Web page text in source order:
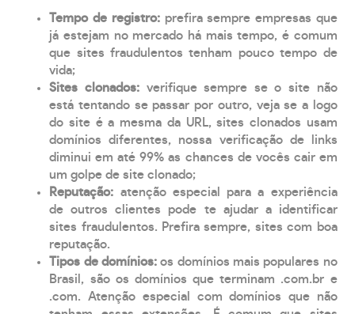
Tempo de registro: prefira sempre empresas que
já estejam no mercado há mais tempo, é comum
que sites fraudulentos tenham pouco tempo de
vida;
Sites clonados: verifique sempre se o site não
está tentando se passar por outro, veja se a logo
do site é a mesma da URL, sites clonados usam
domínios diferentes, nossa verificação de links
diminui em até 99% as chances de vocês cair em
um golpe de site clonado;
Reputação: atenção especial para a experiência
de outros clientes pode te ajudar a identificar
sites fraudulentos. Prefira sempre, sites com boa
reputação.
Tipos de domínios:os domínios mais populares no
Brasil, são os domínios que terminam .com.br e
.com. Atenção especial com domínios que não